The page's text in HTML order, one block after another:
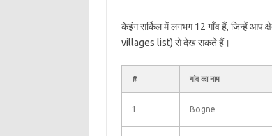
केइंग सर्किल में लगभग 12 गाँव हैं, जिन्हें आप
villages list) से देख सकते हैं।
# गांव का नाम
1 Bogne